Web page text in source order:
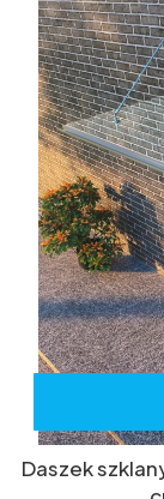
Daszek